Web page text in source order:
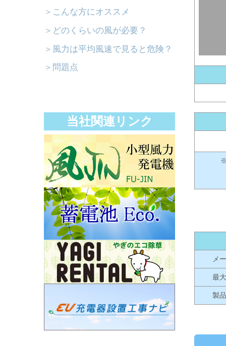
メ
最
製
＞こんな方にオススメ
＞どのくらいの風が必要？
＞風力は平均風速で見ると危険？
＞問題点
当社関連リンク